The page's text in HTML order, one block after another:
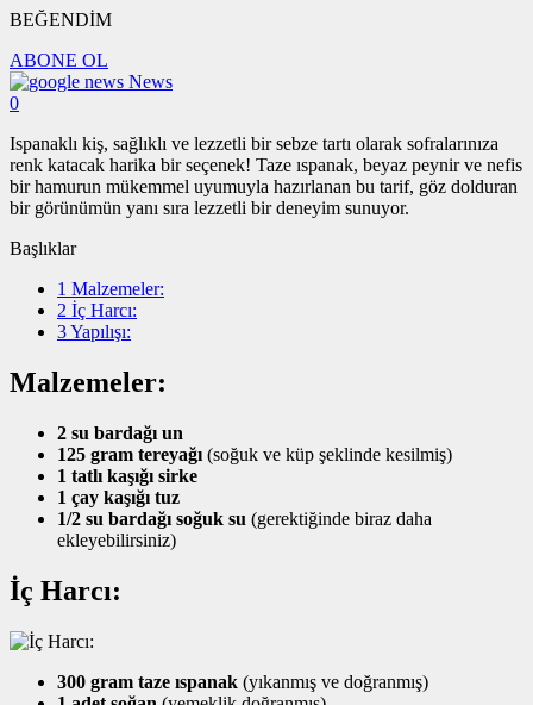
BEĞENDİM
ABONE OL
News
0
Ispanaklı kiş, sağlıklı ve lezzetli bir sebze tartı olarak sofralarınıza
renk katacak harika bir seçenek! Taze ıspanak, beyaz peynir ve nefis
bir hamurun mükemmel uyumuyla hazırlanan bu tarif, göz dolduran
bir görünümün yanı sıra lezzetli bir deneyim sunuyor.
Başlıklar
1 Malzemeler:
2 İç Harcı:
3Yapılışı:
Malzemeler:
2 su bardağı un
125 gram tereyağı (soğuk ve küp şeklinde kesilmiş)
1 tatlı kaşığı sirke
1 çay kaşığı tuz
1/2 su bardağı soğuk su (gerektiğinde biraz daha
ekleyebilirsiniz)
İç Harcı:
300 gram taze ıspanak (yıkanmış ve doğranmış)